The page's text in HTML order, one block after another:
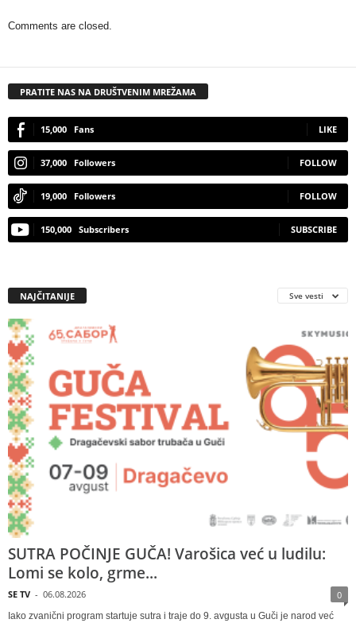
Comments are closed.
PRATITE NAS NA DRUŠTVENIM MREŽAMA
15,000 Fans LIKE
37,000 Followers FOLLOW
19,000 Followers FOLLOW
150,000 Subscribers SUBSCRIBE
NAJČITANIJE Sve vesti
SUTRA POČINJE GUČA! Varošica već u ludilu:
Lomi se kolo, grme...
SE TV - 06.08.2026 0
Iako zvanični program startuje sutra i traje do 9. avgusta u Guči je narod već